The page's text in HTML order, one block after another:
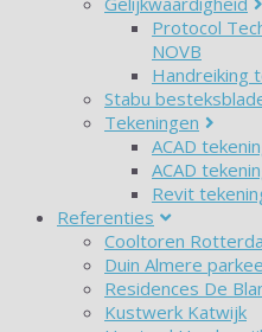
Protocol
NOVB
Handreiking
Stabu
Tekeningen
ACAD
ACAD
Revit
Referenties
Cooltoren
Duin Almere
Residences De
Kustwerk Katwijk